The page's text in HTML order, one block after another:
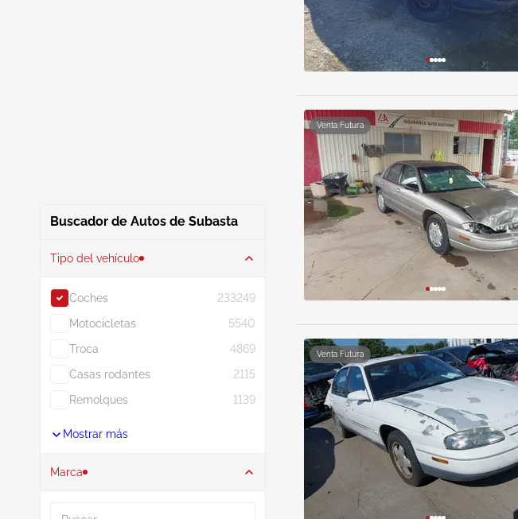
Buscador de Autos de Subasta
Tipo del vehículo
Coches
233249
Motocicletas
5540
Troca
4869
Casas rodantes
2115
Remolques
1139
Mostrar más
Marca
Venta Futura
Venta Futura